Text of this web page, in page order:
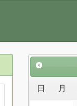
日 月